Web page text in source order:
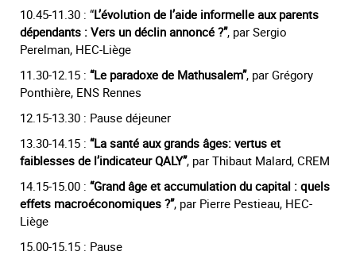
10.45-11.30 : “L’évolution de l’aide informelle aux parents
dépendants : Vers un déclin annoncé ?”, par Sergio
Perelman, HEC-Liège
11.30-12.15 : “Le paradoxe de Mathusalem”, par Grégory
Ponthière, ENS Rennes
12.15-13.30 : Pause déjeuner
13.30-14.15 : “La santé aux grands âges: vertus et
faiblesses de l’indicateur QALY”, par Thibaut Malard, CREM
14.15-15.00 : “Grand âge et accumulation du capital : quels
effets macroéconomiques ?”, par Pierre Pestieau, HEC-
Liège
15.00-15.15 : Pause